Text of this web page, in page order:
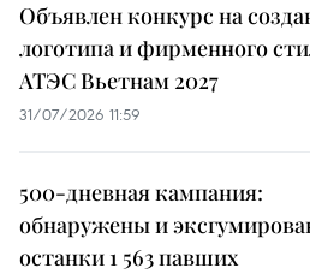
Объявлен конкурс на
логотипа и фирменного
АТЭС Вьетнам 2027
31/07/2026 11:59
500-дневная кампания:
обнаружены и
останки 1 563 павших